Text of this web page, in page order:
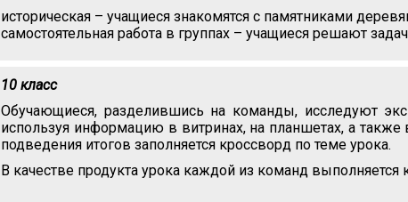
историческая – учащиеся знакомятся с памятниками
самостоятельная работа в группах – учащиеся решают
10 класс
Обучающиеся, разделившись на команды, исследуют
используя информацию в витринах, на планшетах, а
подведения итогов заполняется кроссворд по теме урока.
В качестве продукта урока каждой из команд выполняется